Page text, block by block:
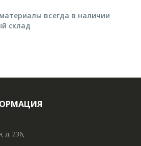
всегда в наличии
склад
д. 236,